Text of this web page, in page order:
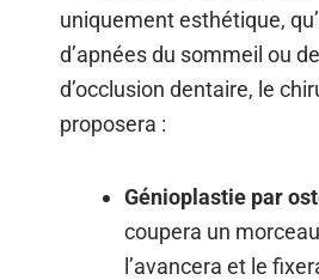
uniquement esthétique,
d’apnées du sommeil ou
d’occlusion dentaire, le
proposera :
Génioplastie par
coupera un
l’avancera et le